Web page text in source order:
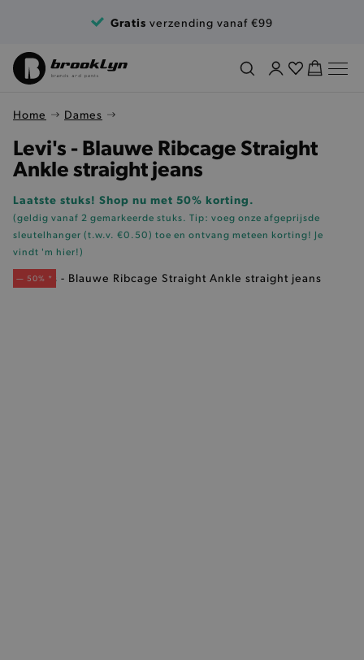
Gratis verzending vanaf €99
Home Dames
Levi's - Blauwe Ribcage Straight
Ankle straight jeans
Laatste stuks! Shop nu met 50% korting.
(geldig vanaf 2 gemarkeerde stuks. Tip: voeg onze afgeprijsde
sleutelhanger (t.w.v. €0.50) toe en ontvang meteen korting! Je
vindt 'm hier!)
— 50% *